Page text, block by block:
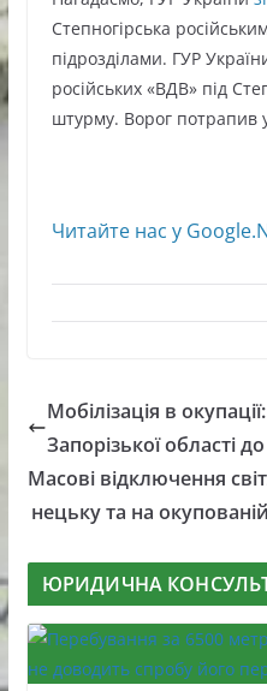
Степногірська
підрозділами. ГУР
російських «ВДВ» під
штурму. Ворог потрапив у
Читайте нас у
Мобілізація в
Запорізької області до
Масові відключення
нецьку та на
ЮРИДИЧНА